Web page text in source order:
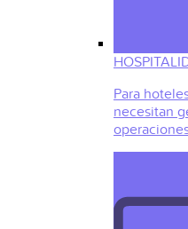
Para
necesitan